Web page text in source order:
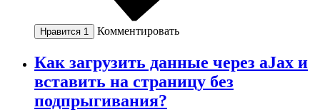
Нравится 1 Комментировать
Как загрузить данные через aJax и
вставить на страницу без
подпрыгивания?